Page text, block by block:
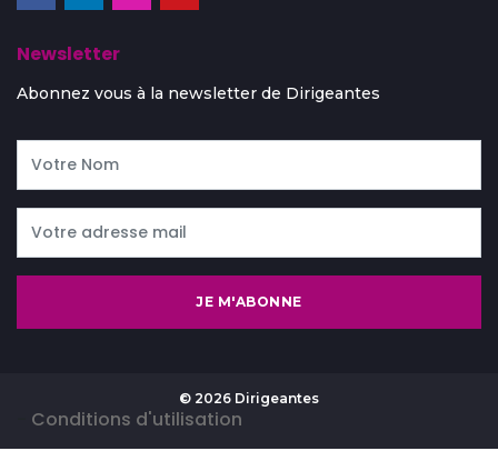
Newsletter
Abonnez vous à la newsletter de Dirigeantes
JE M'ABONNE
© 2026 Dirigeantes
Conditions d'utilisation